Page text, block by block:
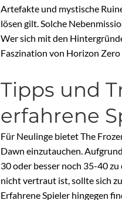
Artefakte und mystische
lösen gilt. Solche
Wer sich mit den
Faszination von Horizon
Tipps und
erfahrene
Für Neulinge bietet The
Dawn einzutauchen.
30 oder besser noch 35-40
nicht vertraut ist, sollte sich
Erfahrene Spieler hingegen